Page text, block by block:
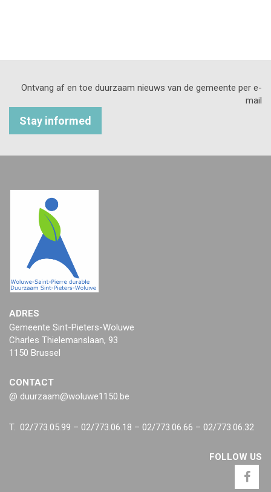
Ontvang af en toe duurzaam nieuws van de gemeente per e-
mail
Stay informed
ADRES
Gemeente Sint-Pieters-Woluwe
Charles Thielemanslaan, 93
1150 Brussel
CONTACT
@ duurzaam@woluwe1150.be
T. 02/773.05.99 – 02/773.06.18 – 02/773.06.66 – 02/773.06.32
FOLLOW US